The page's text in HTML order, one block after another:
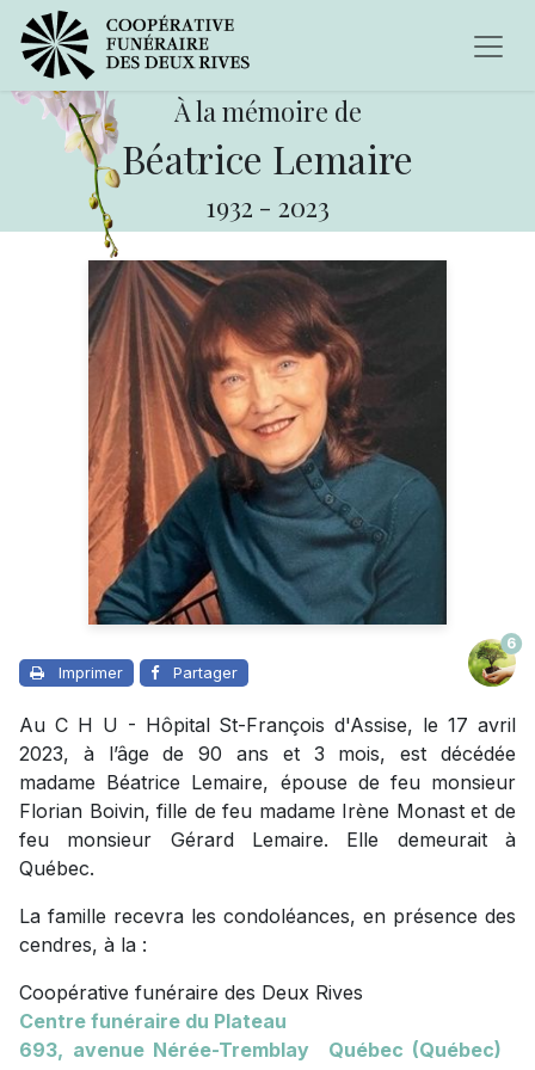
À la mémoire de
Béatrice Lemaire
1932 - 2023
Imprimer Partager
6
Au C H U - Hôpital St-François d'Assise, le 17 avril
2023, à l’âge de 90 ans et 3 mois, est décédée
madame Béatrice Lemaire, épouse de feu monsieur
Florian Boivin, fille de feu madame Irène Monast et de
feu monsieur Gérard Lemaire. Elle demeurait à
Québec.
La famille recevra les condoléances, en présence des
cendres, à la :
Coopérative funéraire des Deux Rives
Centre funéraire du Plateau
693, avenue Nérée-Tremblay Québec (Québec)